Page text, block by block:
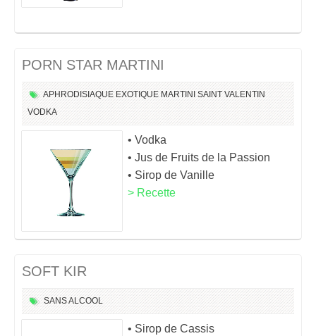
PORN STAR MARTINI
APHRODISIAQUE EXOTIQUE MARTINI SAINT VALENTIN
VODKA
• Vodka
• Jus de Fruits de la Passion
• Sirop de Vanille
> Recette
SOFT KIR
SANS ALCOOL
• Sirop de Cassis